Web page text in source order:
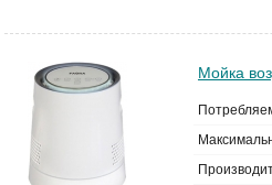
Мойка